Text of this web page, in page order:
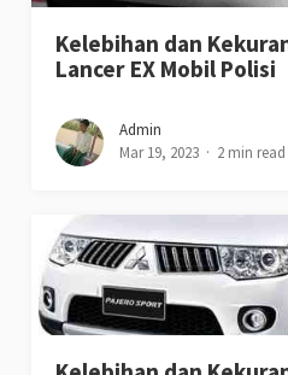
Kelebihan dan
Lancer EX Mobil Polisi
Admin
Mar 19, 2023
2 min read